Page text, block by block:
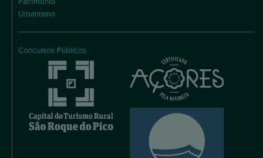
Urbanismo
Concursos Públicos